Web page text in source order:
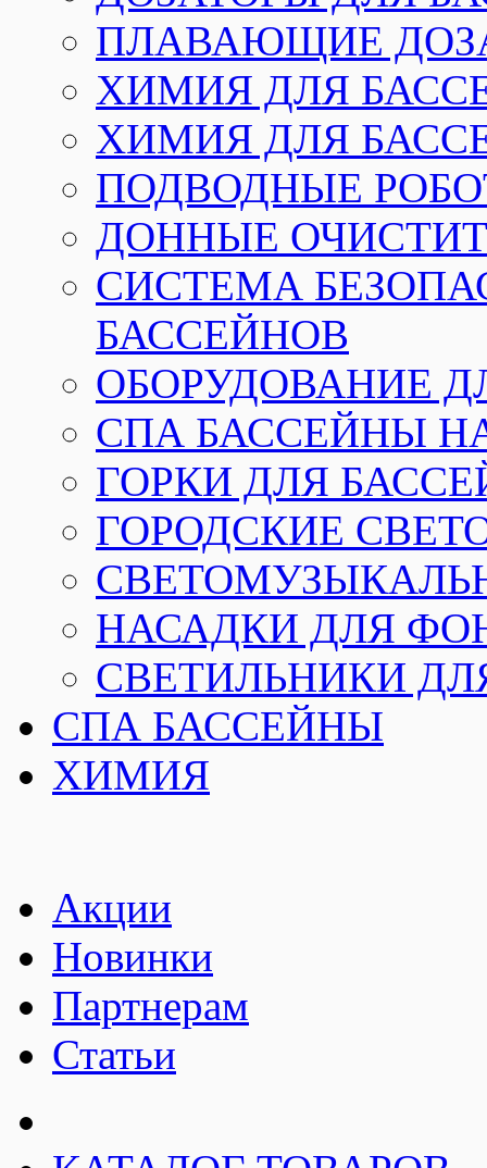
ПЛАВАЮЩИЕ
ХИМИЯ ДЛЯ
ХИМИЯ ДЛЯ
ПОДВОДНЫЕ
ДОННЫЕ
СИСТЕМА
БАССЕЙНОВ
ОБОРУДОВАНИЕ
СПА БАССЕЙНЫ
ГОРКИ ДЛЯ
ГОРОДСКИЕ
НАСАДКИ ДЛЯ
СВЕТИЛЬНИКИ
СПА БАССЕЙНЫ
ХИМИЯ
Акции
Новинки
Партнерам
Статьи